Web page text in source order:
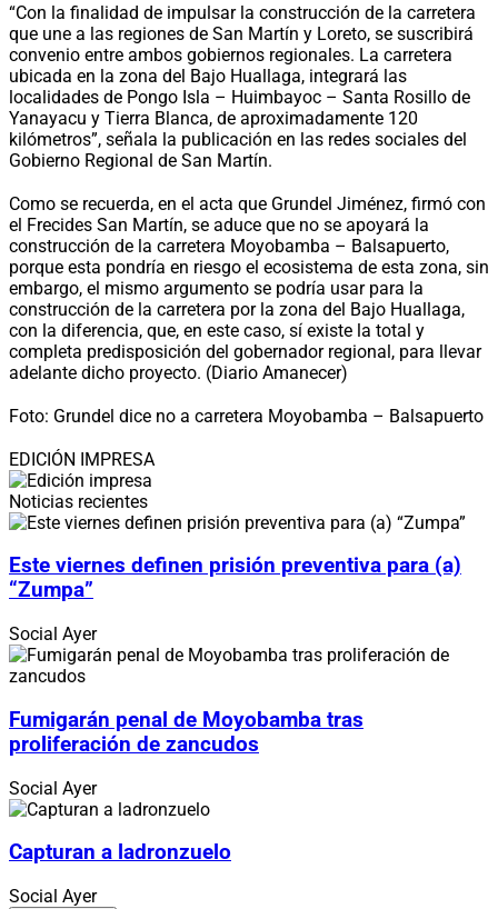
“Con la finalidad de impulsar la construcción de la carretera
que une a las regiones de San Martín y Loreto, se suscribirá
convenio entre ambos gobiernos regionales. La carretera
ubicada en la zona del Bajo Huallaga, integrará las
localidades de Pongo Isla – Huimbayoc – Santa Rosillo de
Yanayacu y Tierra Blanca, de aproximadamente 120
kilómetros”, señala la publicación en las redes sociales del
Gobierno Regional de San Martín.
Como se recuerda, en el acta que Grundel Jiménez, firmó con
el Frecides San Martín, se aduce que no se apoyará la
construcción de la carretera Moyobamba – Balsapuerto,
porque esta pondría en riesgo el ecosistema de esta zona, sin
embargo, el mismo argumento se podría usar para la
construcción de la carretera por la zona del Bajo Huallaga,
con la diferencia, que, en este caso, sí existe la total y
completa predisposición del gobernador regional, para llevar
adelante dicho proyecto. (Diario Amanecer)
Foto: Grundel dice no a carretera Moyobamba – Balsapuerto
EDICIÓN IMPRESA
Noticias recientes
Este viernes definen prisión preventiva para (a)
“Zumpa”
Social Ayer
Fumigarán penal de Moyobamba tras
proliferación de zancudos
Social Ayer
Capturan a ladronzuelo
Social Ayer